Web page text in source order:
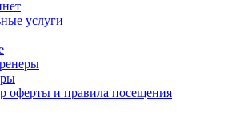
услуги
оферты и правила посещения